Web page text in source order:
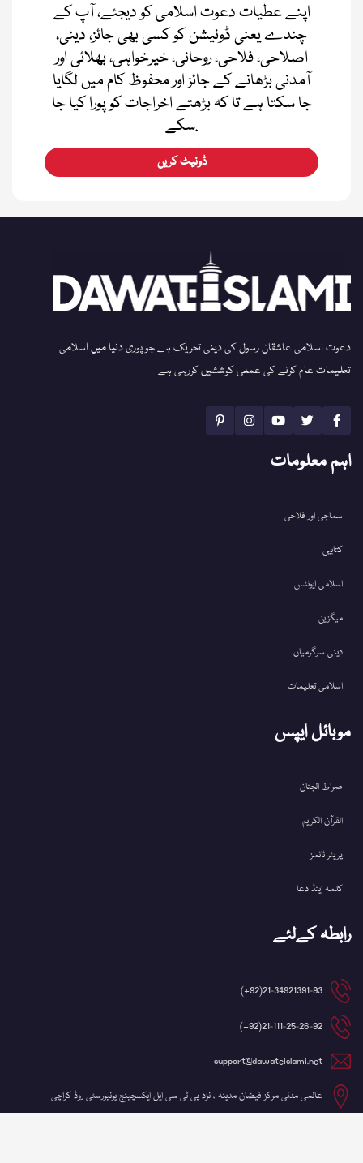
اپنے عطیات دعوت اسلامی کو دیجئے، آپ کے
چندے یعنی ڈونیشن کو کسی بھی جائز، دینی،
اصلاحی، فلاحی، روحانی، خیرخواہی، بھلائی اور
آمدنی بڑھانے کے جائز اور محفوظ کام میں لگایا
جا سکتا ہے تا کہ بڑھتے اخراجات کو پورا کیا جا
سکے.
ڈونیٹ کریں
دعوت اسلامی عاشقان رسول کی دینی تحریک ہے جو پوری دنیا میں اسلامی
تعلیمات عام کرنے کی عملی کوششیں کررہی ہے
اہم معلومات
سماجی اور فلاحی
کتابیں
اسلامی ایونٹس
میگزین
دینی سرگرمیاں
اسلامی تعلیمات
موبائل ایپس
صراط الجنان
القرآن الکریم
پریئر ٹائمز
کلمہ اینڈ دعا
رابطہ کےلئے
21-34921391-93(92+)
21-111-25-26-92(92+)
support@dawateislami.net
عالمی مدنی مرکز فیضان مدینہ ، نزد پی ٹی سی ایل ایکسچینج یونیورسٹی روڈ کراچی